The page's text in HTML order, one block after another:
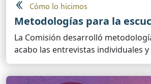
Cómo lo hicimos
Metodologías para la
La Comisión desarrolló
acabo las entrevistas individuales y